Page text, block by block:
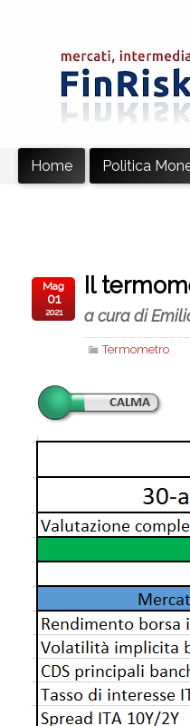
Home Politica
Il
a cura di
Termometro
Mag
01
2021